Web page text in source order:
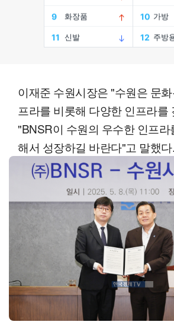
이재준 수원시장은 "수원은 문화
프라를 비롯해 다양한 인프라를
"BNSR이 수원의 우수한 인프
해서 성장하길 바란다"고 말했다.